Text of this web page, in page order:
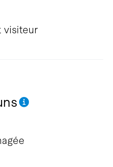
visiteur